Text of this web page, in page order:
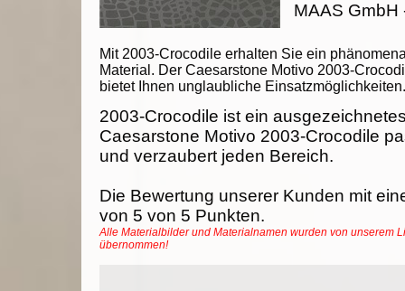
Mit 2003-Crocodile erhalten Sie ein
Material. Der Caesarstone Motivo 2003-
bietet Ihnen unglaubliche Einsatzmöglichkeiten.
MAAS GmbH
2003-Crocodile ist ein
Caesarstone Motivo 2003-Crocodile
und verzaubert jeden Bereich.
Die Bewertung unserer Kunden mit
von 5 von 5 Punkten.
Alle Materialbilder und Materialnamen wurden von unserem
übernommen!